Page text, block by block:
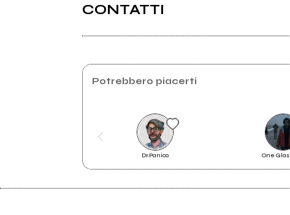
2015
Pop Filtred
Life's not too short
CONTATTI
Youtube
Potrebbero piacerti
Dr.Panico One